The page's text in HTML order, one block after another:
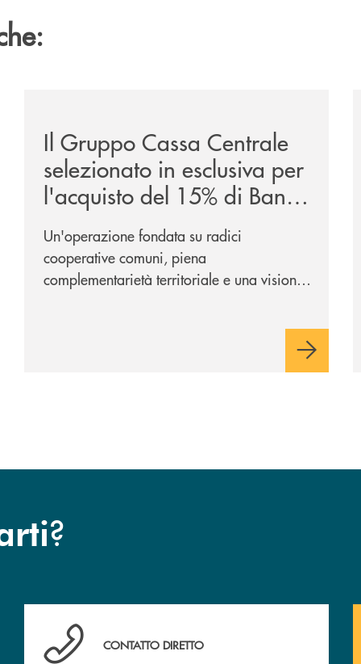
Il Gruppo Cassa Centrale
selezionato in esclusiva per
l'acquisto del 15% di Banca
Cambiano 1884
Un'operazione fondata su radici
cooperative comuni, piena
complementarietà territoriale e una visione
?
Hai bisogno di assistenza immediata ? Contattaci!
CONTATTO DIRETTO